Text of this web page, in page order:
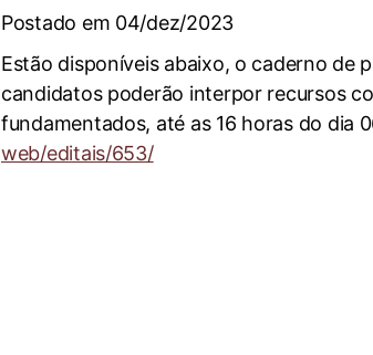
Postado em 04/dez/2023
Estão disponíveis abaixo, o caderno de
candidatos poderão interpor recursos
fundamentados, até as 16 horas do dia
web/editais/653/